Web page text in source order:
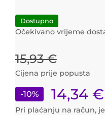
Dostupno
Očekivano vrijeme
15,93 €
Cijena prije popusta
-10% 14,34 €
Pri plaćanju na račun,